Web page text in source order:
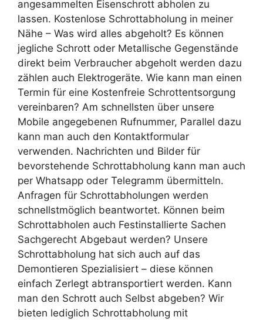
angesammelten Eisenschrott abholen zu
lassen. Kostenlose Schrottabholung in meiner
Nähe – Was wird alles abgeholt? Es können
jegliche Schrott oder Metallische Gegenstände
direkt beim Verbraucher abgeholt werden dazu
zählen auch Elektrogeräte. Wie kann man einen
Termin für eine Kostenfreie Schrottentsorgung
vereinbaren? Am schnellsten über unsere
Mobile angegebenen Rufnummer, Parallel dazu
kann man auch den Kontaktformular
verwenden. Nachrichten und Bilder für
bevorstehende Schrottabholung kann man auch
per Whatsapp oder Telegramm übermitteln.
Anfragen für Schrottabholungen werden
schnellstmöglich beantwortet. Können beim
Schrottabholen auch Festinstallierte Sachen
Sachgerecht Abgebaut werden? Unsere
Schrottabholung hat sich auch auf das
Demontieren Spezialisiert – diese können
einfach Zerlegt abtransportiert werden. Kann
man den Schrott auch Selbst abgeben? Wir
bieten lediglich Schrottabholung mit